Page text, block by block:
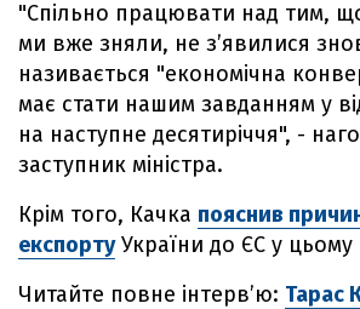
"Спільно працювати над тим,
ми вже зняли, не з’явилися
називається "економічна
має стати нашим завданням у
на наступне десятиріччя", -
заступник міністра.
Крім того, Качка пояснив
експортуУкраїни до ЄС у цьому
Читайте повне інтерв’ю: Тарас